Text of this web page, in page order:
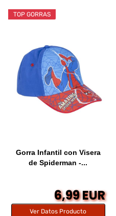
TOP GORRAS
Gorra Infantil con Visera
de Spiderman -...
6,99 EUR
Ver Datos Producto